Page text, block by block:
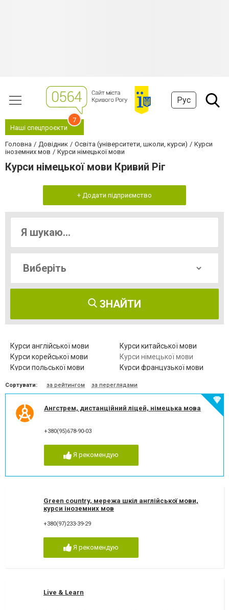
Рус
Наші спецпроєкти
7
Головна Довідник Освіта (університети, школи, курси)
Курси
іноземних мов
Курси німецької мови
Курси німецької мови Кривий Ріг
+ Додати підприємство
ЗНАЙТИ
Курси англійської мови
Курси китайської мови
Курси корейської мови
Курси німецької мови
Курси польської мови
Курси французької мови
Курси івриту
Курси іспанської мови
Сортувати: за рейтингом за переглядами
Ангстрем, дистанційний ліцей, німецька мова
+380(95)678-90-03
Я рекомендую
Green country, мережа шкіл англійської мови,
курси іноземних мов
+380(97)233-39-29
Я рекомендую
Live & Learn